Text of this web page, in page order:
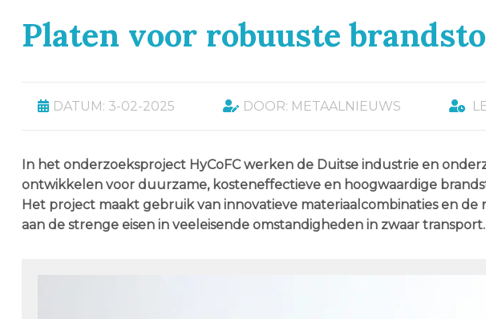
Platen voor robuuste
DATUM: 3-02-2025 DOOR: METAALNIEUWS
In het onderzoeksproject HyCoFC werken de Duitse industrie en
ontwikkelen voor duurzame, kosteneffectieve en hoogwaardige
Het project maakt gebruik van innovatieve materiaalcombinaties en
aan de strenge eisen in veeleisende omstandigheden in zwaar transport.